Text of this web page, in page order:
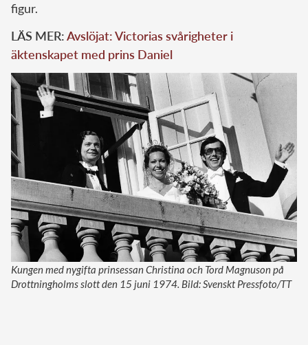
figur.
LÄS MER:Avslöjat: Victorias svårigheter i
äktenskapet med prins Daniel
Kungen med nygifta prinsessan Christina och Tord Magnuson på
Drottningholms slott den 15 juni 1974. Bild: Svenskt Pressfoto/TT